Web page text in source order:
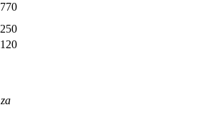
770
250
120